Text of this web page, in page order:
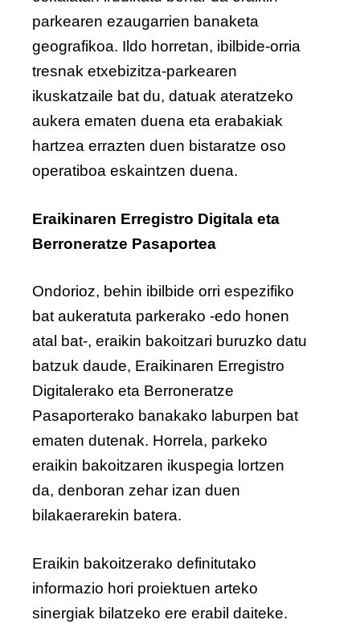
parkearen ezaugarrien banaketa
geografikoa. Ildo horretan, ibilbide-orria
tresnak etxebizitza-parkearen
ikuskatzaile bat du, datuak ateratzeko
aukera ematen duena eta erabakiak
hartzea errazten duen bistaratze oso
operatiboa eskaintzen duena.
Eraikinaren Erregistro Digitala eta
Berroneratze Pasaportea
Ondorioz, behin ibilbide orri espezifiko
bat aukeratuta parkerako -edo honen
atal bat-, eraikin bakoitzari buruzko datu
batzuk daude, Eraikinaren Erregistro
Digitalerako eta Berroneratze
Pasaporterako banakako laburpen bat
ematen dutenak. Horrela, parkeko
eraikin bakoitzaren ikuspegia lortzen
da, denboran zehar izan duen
bilakaerarekin batera.
Eraikin bakoitzerako definitutako
informazio hori proiektuen arteko
sinergiak bilatzeko ere erabil daiteke.